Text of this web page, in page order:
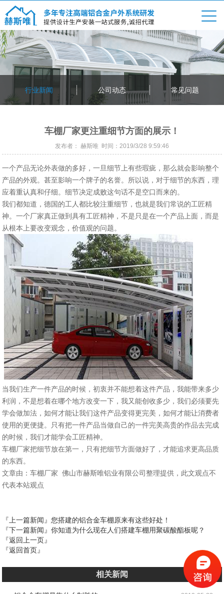
行业新闻 公司动态 常见问题
车棚厂家更注重细节方面的展示！
发布者： 赫斯唯 时间：2019/3/28 9:59:46
一个产品无论外表做的多好，一旦细节上有些瑕疵，那么就会影响整个
产品的外观。甚至影响一个牌子的名誉。所以说，对于细节的东西，理
应着重认真和仔细。细节决定成败这句话不是空口而来的。
我们都知道，德国的工人都比较注重细节，也就是我们常说的工匠精
神。一个厂家真正做到具有工匠精神，不是只是在一个产品上面，而是
从根本上要改变观念，价值观的问题。
当我们生产一件产品的时候，初衷并不能想着这件产品，我能带来多少
利润，不是想着在哪个地方改变一下，我又能创收多少，我们必须要先
学会做加法，如何才能让我们这件产品变得更完美，如何才能让消费者
使用的更便捷。只有把一件产品当做自己的一件完美高贵的作品去完成
的时候，我们才能学会工匠精神。
车棚厂家把细节放在第一，只有把细节方面做好了，才能追求更高品质
的东西。
文章由：车棚厂家 佛山市赫斯唯铝业有限公司整理提供，此文观点不
代表本站观点
『上一篇新闻』您搭建的铝合金车棚原来有这些好处！
『下一篇新闻』你知道为什么现在人们搭建车棚用聚碳酸酯板呢？
『返回上一页』
『返回首页』
相关新闻